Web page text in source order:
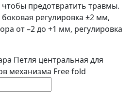
чтобы предотвратить травмы.
регулировка ±2 мм,
от –2 до +1 мм, регулировка
Петля центральная для
механизма Free fold